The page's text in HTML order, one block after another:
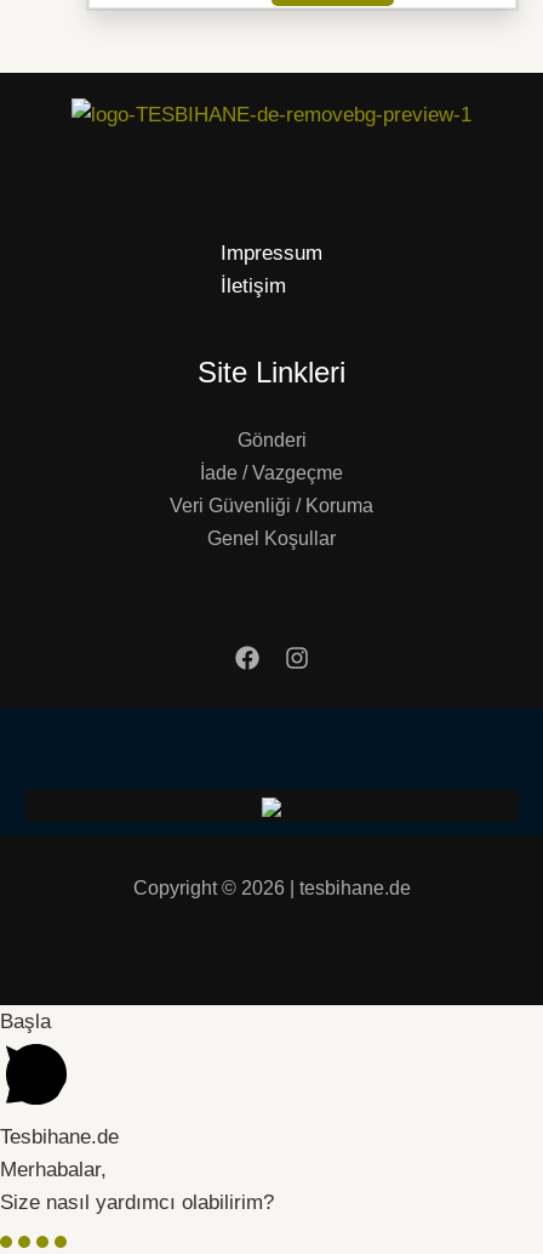
Impressum
İletişim
Site Linkleri
Gönderi
İade / Vazgeçme
Veri Güvenliği / Koruma
Genel Koşullar
Copyright © 2026 | tesbihane.de
Başla
Tesbihane.de
Merhabalar,
Size nasıl yardımcı olabilirim?